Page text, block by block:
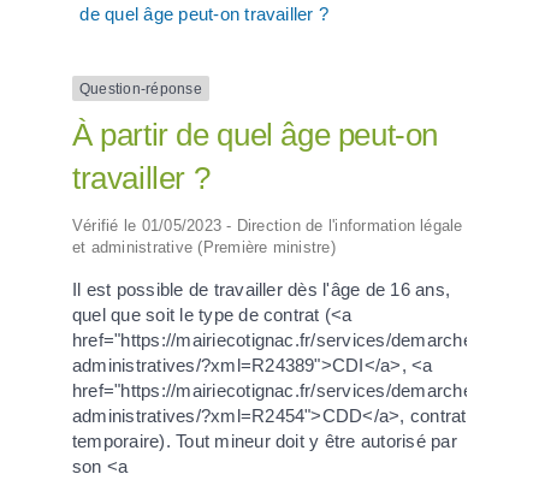
de quel âge peut-on travailler ?
Question-réponse
À partir de quel âge peut-on
travailler ?
Vérifié le 01/05/2023 - Direction de l'information légale
et administrative (Première ministre)
Il est possible de travailler dès l'âge de 16 ans,
quel que soit le type de contrat (<a
href="https://mairiecotignac.fr/services/demarches-
administratives/?xml=R24389">CDI</a>, <a
href="https://mairiecotignac.fr/services/demarches-
administratives/?xml=R2454">CDD</a>, contrat
temporaire). Tout mineur doit y être autorisé par
son <a